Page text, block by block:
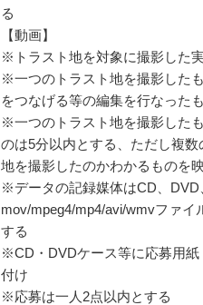
る
【動画】
※トラスト地を対象に撮影した
※一つのトラスト地を撮影した
をつなげる等の編集を行なった
※一つのトラスト地を撮影した
のは5分以内とする、ただし複
地を撮影したのかわかるものを
※データの記録媒体はCD、
mov/mpeg4/mp4/avi/wmvファイ
する
※CD・DVDケース等に応募用紙
付け
※応募は一人2点以内とする